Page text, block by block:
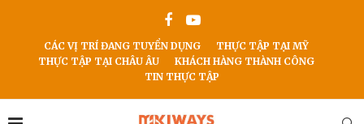
CÁC VỊ TRÍ ĐANG TUYỂN DỤNG
THỰC TẬP TẠI MỸ
THỰC TẬP TẠI CHÂU ÂU
KHÁCH HÀNG THÀNH CÔNG
TIN THỰC TẬP